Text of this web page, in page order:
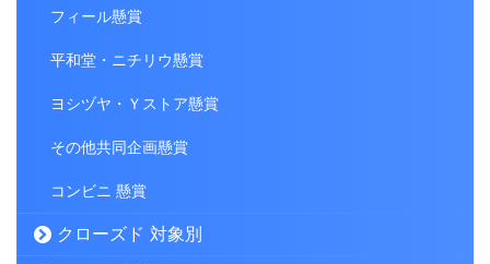
フィール懸賞
平和堂・ニチリウ懸賞
ヨシヅヤ・Ｙストア懸賞
その他共同企画懸賞
コンビニ 懸賞
クローズド 対象別